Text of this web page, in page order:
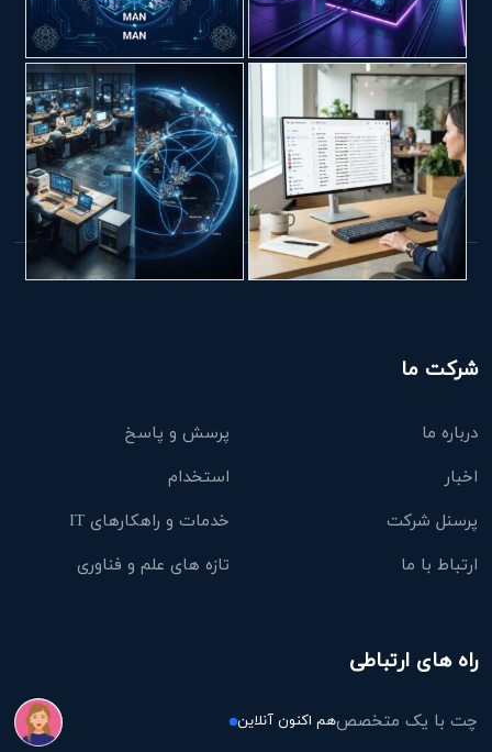
شرکت ما
درباره ما
پرسش و پاسخ
اخبار
استخدام
پرسنل شرکت
خدمات و راهکارهای IT
ارتباط با ما
تازه های علم و فناوری
راه های ارتباطی
چت با یک متخصصهم اکنون آنلاین